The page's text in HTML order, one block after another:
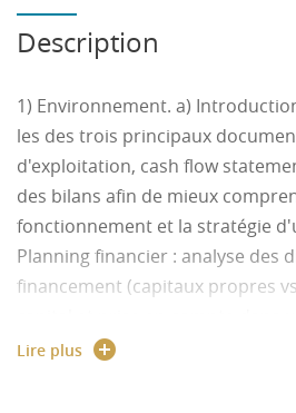
Description
1) Environnement. a)
les des trois principaux
d'exploitation, cash flow
des bilans afin de mieux
fonctionnement et la stratégie
Planning financier : analyse des
financement (capitaux propres
Stratégie d'entreprise : étude des
Lire plus